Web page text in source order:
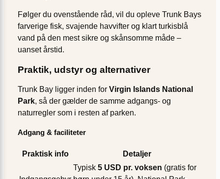
Følger du ovenstående råd, vil du opleve Trunk Bays
farverige fisk, svajende havvifter og klart turkisblå
vand på den mest sikre og skånsomme måde –
uanset årstid.
Praktik, udstyr og alternativer
Trunk Bay ligger inden for Virgin Islands National
Park, så der gælder de samme adgangs- og
naturregler som i resten af parken.
Adgang & faciliteter
Praktisk info Detaljer
Typisk 5 USD pr. voksen (gratis for